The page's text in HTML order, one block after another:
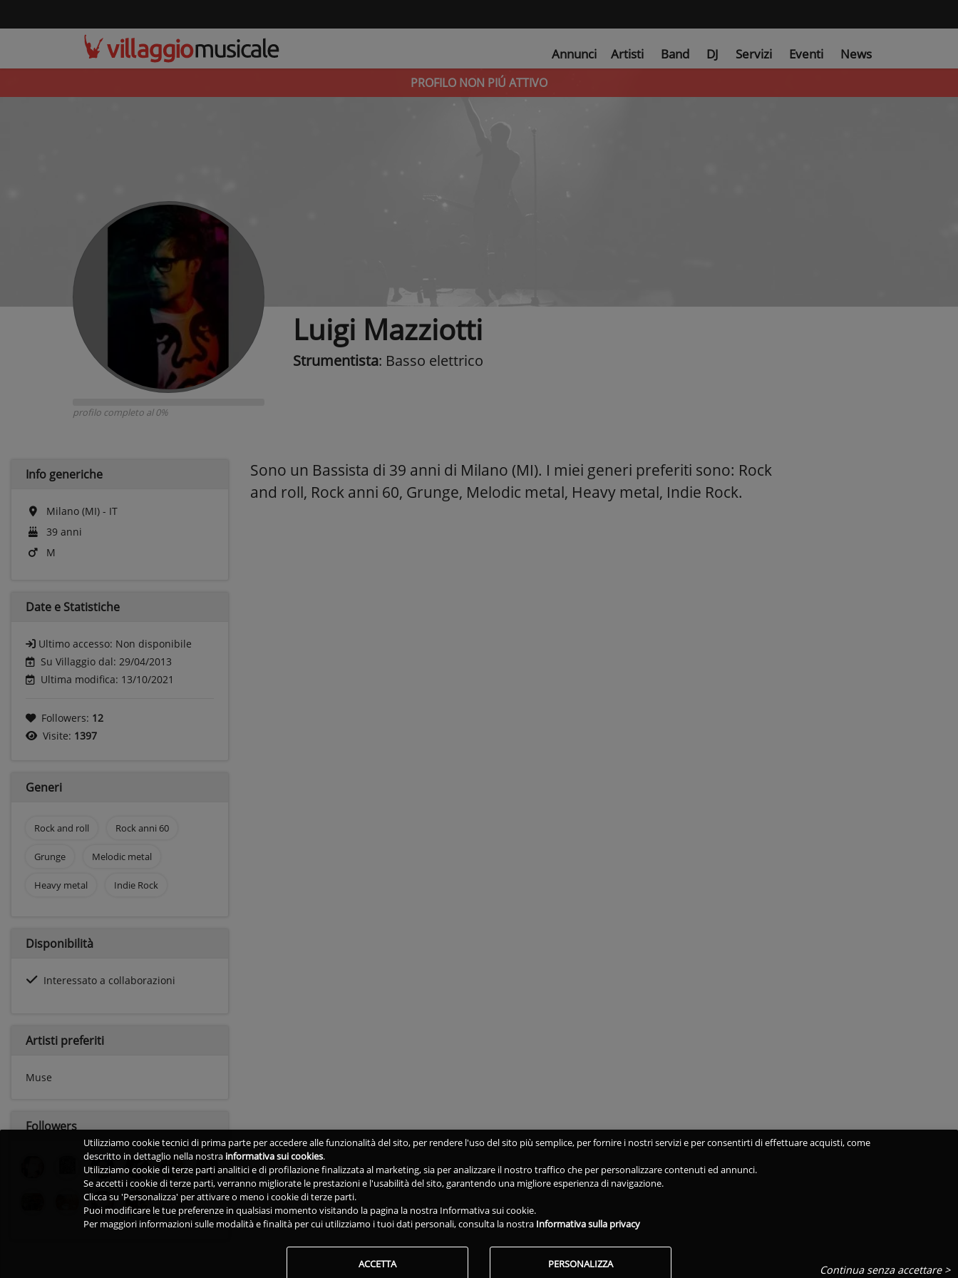
Annunci Artisti Band DJ Servizi Eventi News
PROFILO NON PIÚ ATTIVO
profilo completo al 0%
Luigi Mazziotti
Strumentista: Basso elettrico
Info generiche
Milano (MI) - IT
39 anni
M
Date e Statistiche
Ultimo accesso: Non disponibile
Su Villaggio dal: 29/04/2013
Ultima modifica: 13/10/2021
Followers: 12
Visite: 1397
Generi
Rock and roll Rock anni 60
Grunge Melodic metal
Heavy metal Indie Rock
Disponibilità
Interessato a collaborazioni
Artisti preferiti
Muse
Followers
Sono un Bassista di 39 anni di Milano (MI). I miei generi preferiti sono: Rock
and roll, Rock anni 60, Grunge, Melodic metal, Heavy metal, Indie Rock.
Utilizziamo cookie tecnici di prima parte per accedere alle funzionalità del sito, per rendere l'uso del sito più semplice, per fornire i nostri servizi e per consentirti di effettuare acquisti, come
descritto in dettaglio nella nostra informativa sui cookies.
Utilizziamo cookie di terze parti analitici e di profilazione finalizzata al marketing, sia per analizzare il nostro traffico che per personalizzare contenuti ed annunci.
Se accetti i cookie di terze parti, verranno migliorate le prestazioni e l'usabilità del sito, garantendo una migliore esperienza di navigazione.
Clicca su 'Personalizza' per attivare o meno i cookie di terze parti.
Puoi modificare le tue preferenze in qualsiasi momento visitando la pagina la nostra Informativa sui cookie.
Per maggiori informazioni sulle modalità e finalità per cui utilizziamo i tuoi dati personali, consulta la nostra Informativa sulla privacy
ACCETTA PERSONALIZZA Continua senza accettare >